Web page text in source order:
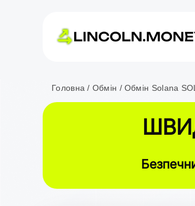
Головна Обмін Обмін Solana